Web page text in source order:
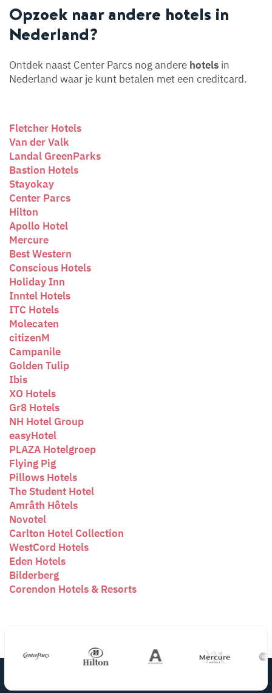
Opzoek naar andere hotels in
Nederland?
Ontdek naast Center Parcs nog andere hotels in
Nederland waar je kunt betalen met een creditcard.
Fletcher Hotels
Van der Valk
Landal GreenParks
Bastion Hotels
Stayokay
Center Parcs
Hilton
Apollo Hotel
Mercure
Best Western
Conscious Hotels
Holiday Inn
Inntel Hotels
ITC Hotels
Molecaten
citizenM
Campanile
Golden Tulip
Ibis
XO Hotels
Gr8 Hotels
NH Hotel Group
easyHotel
PLAZA Hotelgroep
Flying Pig
Pillows Hotels
The Student Hotel
Amrâth Hôtels
Novotel
Carlton Hotel Collection
WestCord Hotels
Eden Hotels
Bilderberg
Corendon Hotels & Resorts